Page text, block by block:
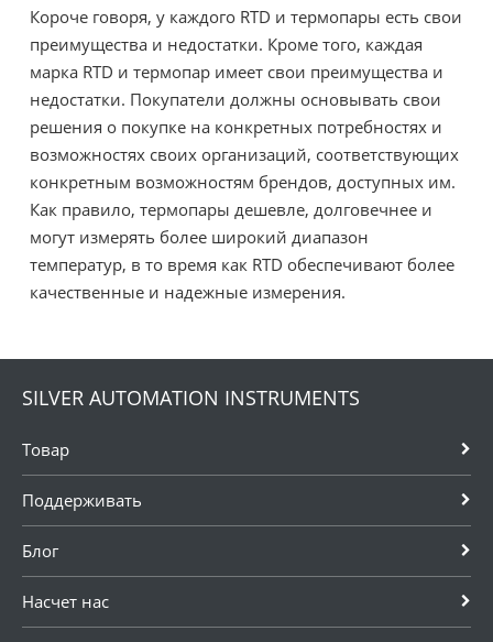
Короче говоря, у каждого RTD и термопары есть свои
преимущества и недостатки. Кроме того, каждая
марка RTD и термопар имеет свои преимущества и
недостатки. Покупатели должны основывать свои
решения о покупке на конкретных потребностях и
возможностях своих организаций, соответствующих
конкретным возможностям брендов, доступных им.
Как правило, термопары дешевле, долговечнее и
могут измерять более широкий диапазон
температур, в то время как RTD обеспечивают более
качественные и надежные измерения.
SILVER AUTOMATION INSTRUMENTS
Товар
Поддерживать
Блог
Насчет нас